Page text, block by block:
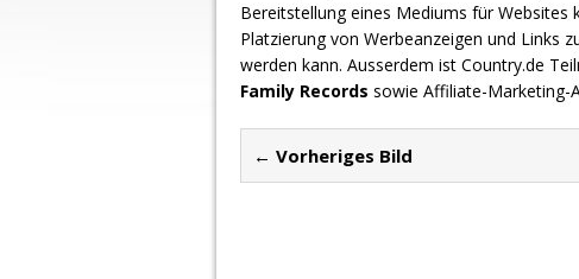
Bereitstellung eines Mediums für
Platzierung von Werbeanzeigen und Links
werden kann. Ausserdem ist Country.de
Family Records sowie Affiliate-Marketing-
← Vorheriges Bild